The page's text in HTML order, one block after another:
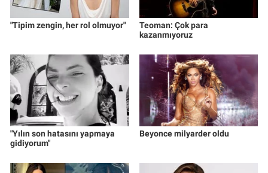
"Tipim zengin, her rol olmuyor"
Teoman: Çok para
kazanmıyoruz
"Yılın son hatasını yapmaya
gidiyorum"
Beyonce milyarder oldu